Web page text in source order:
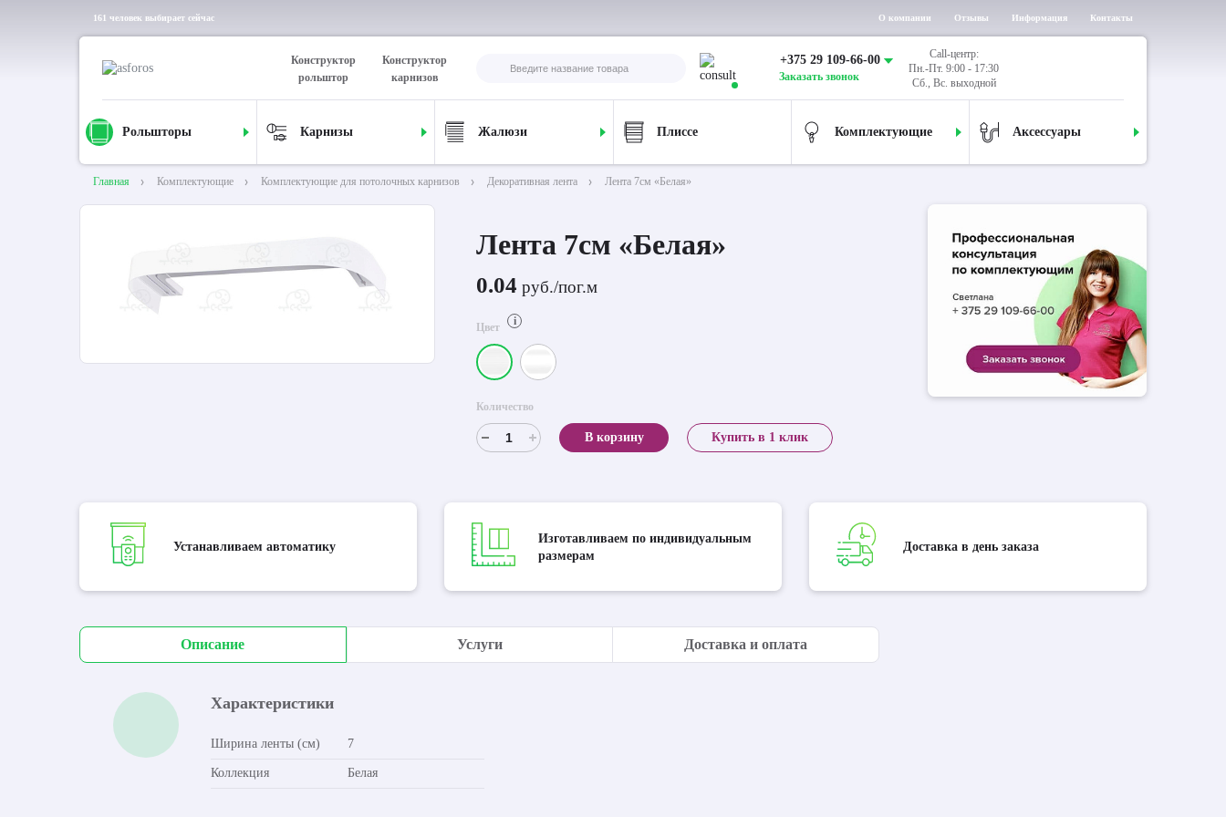
161 человек выбирает сейчас О компании Отзывы Информация Контакты
Конструктор
рольштор
Конструктор
карнизов
+375 29 109-66-00
Заказать звонок
Call-центр:
Пн.-Пт. 9:00 - 17:30
Сб., Вс. выходной
Рольшторы Карнизы Жалюзи Плиссе Комплектующие Аксессуары
Главная Комплектующие Комплектующие для потолочных карнизов Декоративная лента Лента 7см «Белая»
Лента 7см «Белая»
0.04 руб./пог.м
Цвет i
Количество
В корзину Купить в 1 клик
Устанавливаем автоматику
Изготавливаем по индивидуальным
размерам
Доставка в день заказа
Описание Услуги Доставка и оплата
Характеристики
Ширина ленты (см) 7
Коллекция Белая